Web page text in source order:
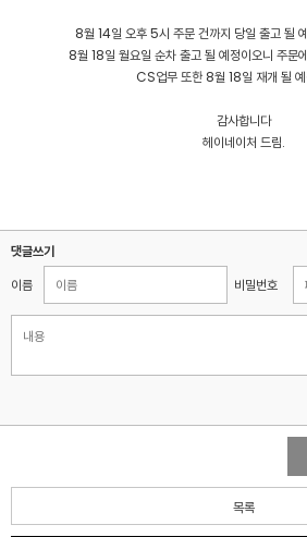
8월 14일 오후 5시 주문 건까지 당일 출고 될
8월 18일 월요일 순차 출고 될 예정이오니 주문
CS업무 또한 8월 18일 재개 될 예
감사합니다
헤이네이처 드림.
댓글쓰기
이름
비밀번호
목록